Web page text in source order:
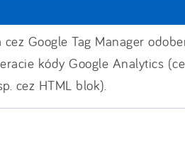
Google Tag Manager
kódy Google Analytics
cez HTML blok).